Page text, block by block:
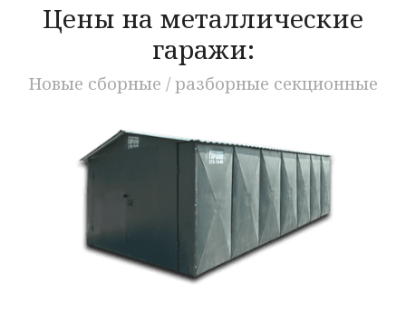
Цены на металлические
гаражи:
Новые сборные / разборные секционные